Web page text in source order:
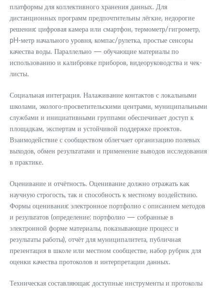
платформы для коллективного хранения данных. Для
дистанционных программ предпочтительны лёгкие, недорогие
решения: цифровая камера или смартфон, термометр/гигрометр,
pH-метр начального уровня, компас/рулетка, простые сенсоры
качества воды. Параллельно — обучающие материалы по
использованию и калибровке приборов, видеоруководства и чек-
листы.
Социальная интеграция. Налаживание контактов с локальными
школами, эколого-просветительскими центрами, муниципальными
службами и инициативными группами обеспечивает доступ к
площадкам, экспертам и устойчивой поддержке проектов.
Взаимодействие с сообществом облегчает организацию полевых
выходов, обмен результатами и применение выводов исследования
в практике.
Оценивание и отчётность. Оценивание должно отражать как
научную строгость, так и способность к местному воздействию.
Формы оценивания: электронное портфолио с описанием методов
и результатов (определение: портфолио — собранные в
электронной форме материалы, показывающие процесс и
результаты работы), отчёт для муниципалитета, публичная
презентация в школе или местном сообществе, набор рубрик для
оценки качества протоколов и интерпретации данных.
Техническая составляющая: доступные инструменты и протоколы